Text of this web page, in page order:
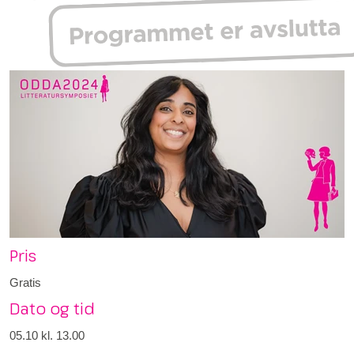
Pris
Gratis
Dato og tid
05.10 kl. 13.00